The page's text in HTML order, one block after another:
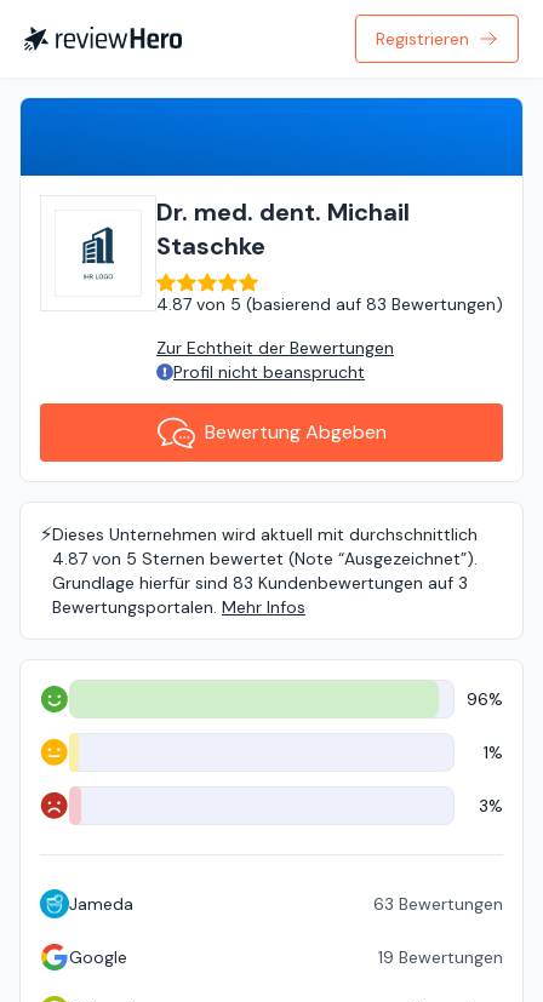
Registrieren
Dr. med. dent. Michail
Staschke
4.87 von 5 (basierend auf 83 Bewertungen)
Zur Echtheit der Bewertungen
Profil nicht beansprucht
Bewertung Abgeben
⚡️Dieses Unternehmen wird aktuell mit durchschnittlich
4.87 von 5 Sternen bewertet (Note “Ausgezeichnet”).
Grundlage hierfür sind 83 Kundenbewertungen auf 3
Bewertungsportalen. Mehr Infos
Positiv 96%
Neutral 1%
Negativ 3%
Jameda 63 Bewertungen
Google 19 Bewertungen